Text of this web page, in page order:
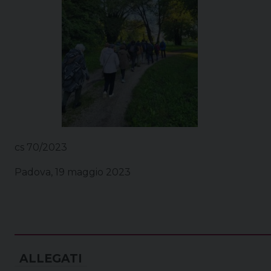
cs 70/2023
Padova, 19 maggio 2023